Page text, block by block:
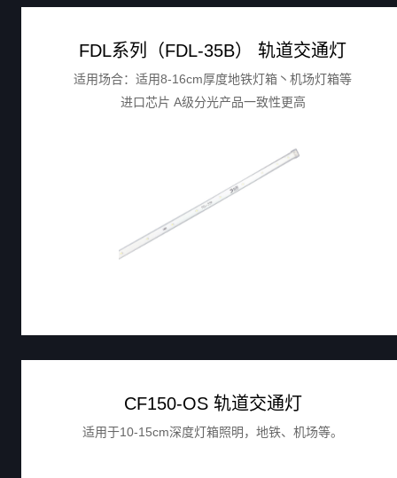
FDL系列（FDL-35B） 轨道交通灯
适用场合：适用8-16cm厚度地铁灯箱丶机场灯箱等
进口芯片 A级分光产品一致性更高
CF150-OS 轨道交通灯
适用于10-15cm深度灯箱照明，地铁、机场等。